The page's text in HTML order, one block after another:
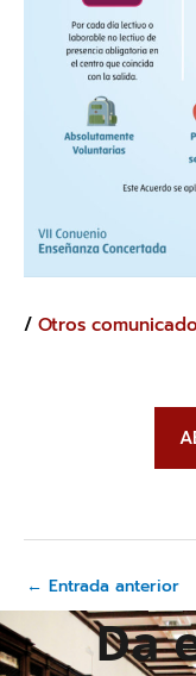
/ Otros
← Entrada anterior
Da